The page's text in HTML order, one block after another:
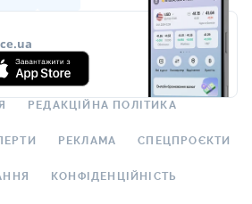
РЕДАКЦІЙНА ПОЛІТИКА
РЕКЛАМА СПЕЦПРОЄКТИ
КОНФІДЕНЦІЙНІСТЬ